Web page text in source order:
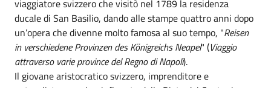
viaggiatore svizzero che visitò nel 1789 la residenza
ducale di San Basilio, dando alle stampe quattro anni dopo
un’opera che divenne molto famosa al suo tempo, "Reisen
in verschiedene Provinzen des Königreichs Neapel" (Viaggio
attraverso varie province del Regno di Napoli).
Il giovane aristocratico svizzero, imprenditore e